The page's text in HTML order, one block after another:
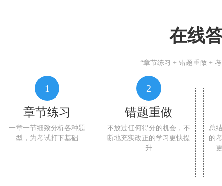
在线
“章节练习 + 错题重做 +
1
章节练习
一章一节细致分析各种题
型，为考试打下基础
2
错题重做
不放过任何得分的机会，不
断地充实改正的学习更快提
升
总
的